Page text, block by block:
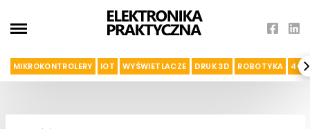
MIKROKONTROLERY IOT WYŚWIETLACZE DRUK 3D ROBOTYKA 4G I